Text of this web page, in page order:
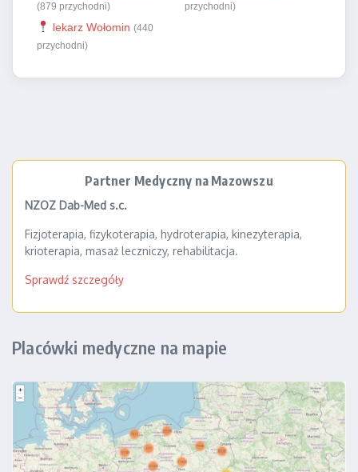
(879 przychodni)
lekarz Wołomin (440
przychodni)
przychodni)
Partner Medyczny na Mazowszu
NZOZ Dab-Med s.c.
Fizjoterapia, fizykoterapia, hydroterapia, kinezyterapia,
krioterapia, masaż leczniczy, rehabilitacja.
Sprawdź szczegóły
Placówki medyczne na mapie